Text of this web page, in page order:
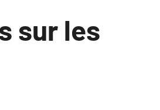
sur les